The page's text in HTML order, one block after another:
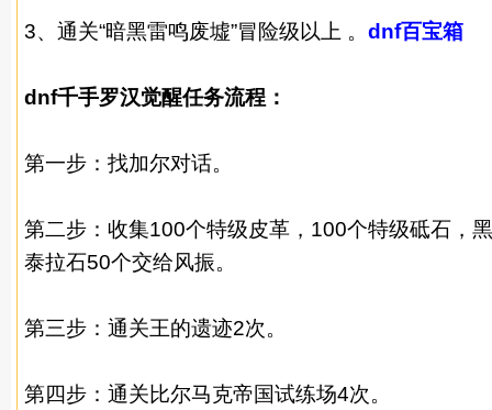
3、通关“暗黑雷鸣废墟”冒险级以上 。 dnf百宝箱
dnf千手罗汉觉醒任务流程：
第一步：找加尔对话。
第二步：收集100个特级皮革，100个特级砥石，
泰拉石50个交给风振。
第三步：通关王的遗迹2次。
第四步：通关比尔马克帝国试练场4次。